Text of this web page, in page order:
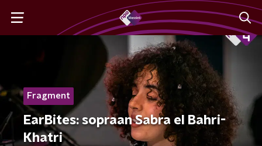
Fragment
EarBites: sopraan Sabra el Bahri-
Khatri